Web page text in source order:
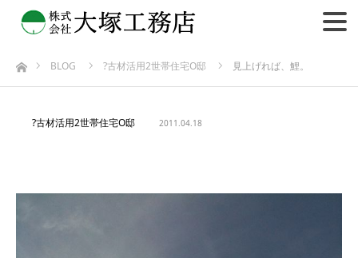
ホームBLOG ?古材活用2世帯住宅O邸 見上げれば、鯉。
?古材活用2世帯住宅O邸 2011.04.18